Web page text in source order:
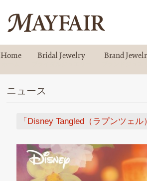
Home Bridal Jewelry Brand
ニュース
「Disney Tangled（ラプンツェ